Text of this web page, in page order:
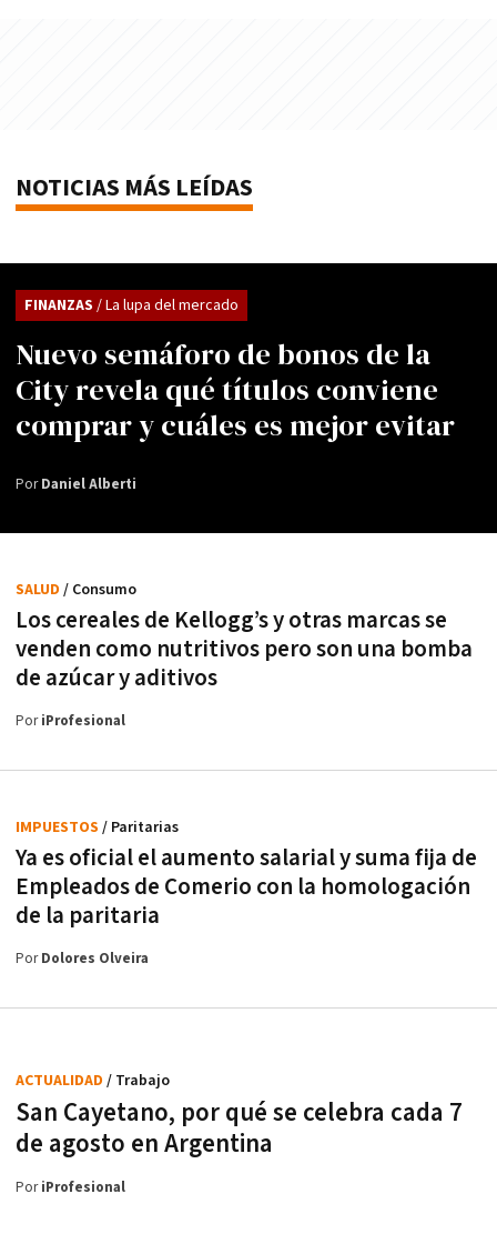
NOTICIAS MÁS LEÍDAS
Nuevo semáforo de bonos de la
City revela qué títulos conviene
comprar y cuáles es mejor evitar
FINANZAS / La lupa del mercado
PorDaniel Alberti
Los cereales de Kellogg’s y otras marcas se
venden como nutritivos pero son una bomba
de azúcar y aditivos
SALUD / Consumo
PoriProfesional
Ya es oficial el aumento salarial y suma fija de
Empleados de Comerio con la homologación
de la paritaria
IMPUESTOS / Paritarias
PorDolores Olveira
San Cayetano, por qué se celebra cada 7
de agosto en Argentina
ACTUALIDAD / Trabajo
PoriProfesional